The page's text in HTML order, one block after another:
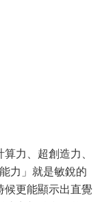
力、超創造力、
力」就是敏銳的
候更能顯示出直覺